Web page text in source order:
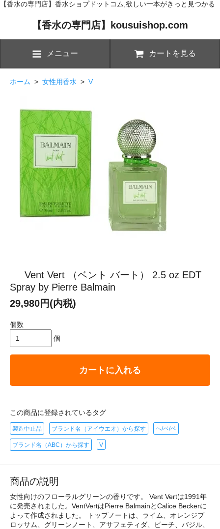
【香水の専門店】香水ショプドットコム,欲しい一本がきっと見つかる
【香水の専門店】kousuishop.com
メニュー カートを見る
ホーム > 女性用香水 > V
Vent Vert （ベント バート） 2.5 oz EDT
Spray by Pierre Balmain
29,980円(内税)
個数
個
カートに入れる
この商品に登録されているタグ
製造中止品 ブランド名（アイウエオ）から探す ヘ/ベ/ペ
ブランド名（ABC）から探す V
商品の説明
女性向けのフローラルグリーンの香りです。 Vent Vertは1991年
に発売されました。VentVertはPierre BalmainとCalice Beckerに
よって作成されました。 トップノートは、ライム、オレンジブ
ロッサム、グリーンノート、アサフェティダ、ピーチ、バジル、